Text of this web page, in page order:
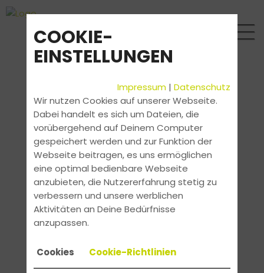
COOKIE-
EINSTELLUNGEN
Impressum |Datenschutz
Wir nutzen Cookies auf unserer Webseite.
Dabei handelt es sich um Dateien, die
vorübergehend auf Deinem Computer
gespeichert werden und zur Funktion der
Webseite beitragen, es uns ermöglichen
eine optimal bedienbare Webseite
anzubieten, die Nutzererfahrung stetig zu
verbessern und unsere werblichen
Aktivitäten an Deine Bedürfnisse
anzupassen.
Cookies Cookie-Richtlinien